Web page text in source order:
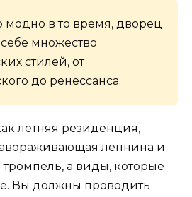
модно в то время, дворец
себе множество
стилей, от
до ренессанса.
летняя резиденция,
лепнина и
тромпель, а виды, которые
Вы должны проводить